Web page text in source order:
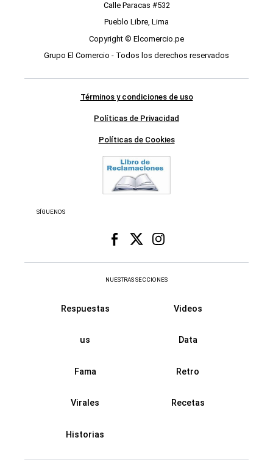
Calle Paracas #532
Pueblo Libre, Lima
Copyright © Elcomercio.pe
Grupo El Comercio - Todos los derechos reservados
Términos y condiciones de uso
Políticas de Privacidad
Políticas de Cookies
SÍGUENOS
NUESTRAS SECCIONES
Respuestas Videos
us Data
Fama Retro
Virales Recetas
Historias